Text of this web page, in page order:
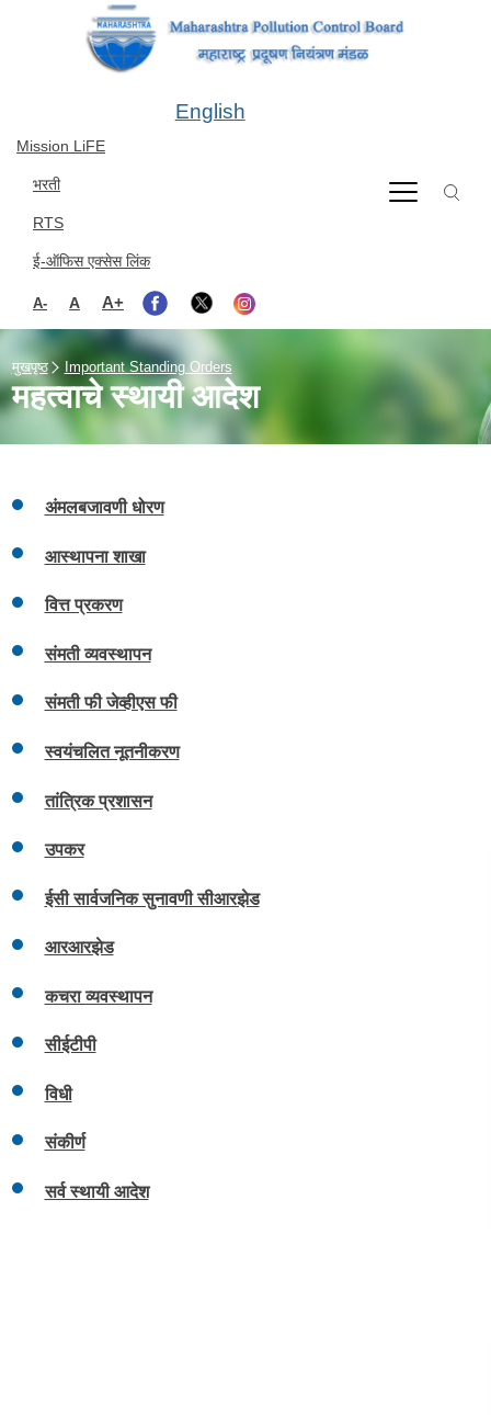
Mission LiFE
भरती
RTS
ई-ऑफिस एक्सेस लिंक
A- A A+
English
मुखपृष्ठ Important Standing Orders
महत्वाचे स्थायी आदेश
अंमलबजावणी धोरण
आस्थापना शाखा
वित्त प्रकरण
संमती व्यवस्थापन
संमती फी जेव्हीएस फी
स्वयंचलित नूतनीकरण
तांत्रिक प्रशासन
उपकर
ईसी सार्वजनिक सुनावणी सीआरझेड
आरआरझेड
कचरा व्यवस्थापन
सीईटीपी
विधी
संकीर्ण
सर्व स्थायी आदेश